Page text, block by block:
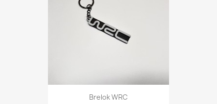
Brelok WRC